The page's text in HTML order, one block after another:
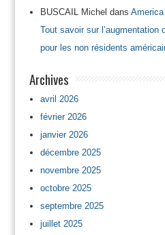
BUSCAIL Michel dans
Tout savoir sur l’augmentation
pour les non résidents
Archives
avril 2026
février 2026
janvier 2026
décembre 2025
novembre 2025
octobre 2025
septembre 2025
juillet 2025